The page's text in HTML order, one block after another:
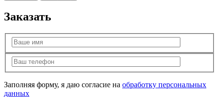
Заказать
Заполняя форму, я даю согласие на обработку персональных
данных